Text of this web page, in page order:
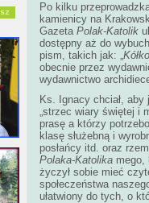
Po kilku
kamienicy na
Gazeta Polak-Katolik
dostępny aż do
pism, takich jak: „
obecnie przez
wydawnictwo
Ks. Ignacy chciał,
„strzec wiary świętej i
prasę a którzy
klasę służebną i
posłańcy itd. oraz
Polaka-Katolika mego,
życzył sobie mieć
społeczeństwa
ułatwiony do tych, o